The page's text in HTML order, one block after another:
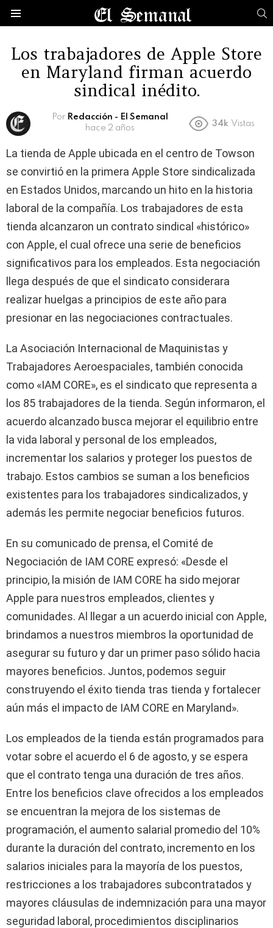
Los trabajadores de Apple Store
en Maryland firman acuerdo
sindical inédito.
Por Redacción - El Semanal
hace 2 años
34k Vistas
La tienda de Apple ubicada en el centro de Towson
se convirtió en la primera Apple Store sindicalizada
en Estados Unidos, marcando un hito en la historia
laboral de la compañía. Los trabajadores de esta
tienda alcanzaron un contrato sindical «histórico»
con Apple, el cual ofrece una serie de beneficios
significativos para los empleados. Esta negociación
llega después de que el sindicato considerara
realizar huelgas a principios de este año para
presionar en las negociaciones contractuales.
La Asociación Internacional de Maquinistas y
Trabajadores Aeroespaciales, también conocida
como «IAM CORE», es el sindicato que representa a
los 85 trabajadores de la tienda. Según informaron, el
acuerdo alcanzado busca mejorar el equilibrio entre
la vida laboral y personal de los empleados,
incrementar los salarios y proteger los puestos de
trabajo. Estos cambios se suman a los beneficios
existentes para los trabajadores sindicalizados, y
además les permite negociar beneficios futuros.
En su comunicado de prensa, el Comité de
Negociación de IAM CORE expresó: «Desde el
principio, la misión de IAM CORE ha sido mejorar
Apple para nuestros empleados, clientes y
comunidades. Al llegar a un acuerdo inicial con Apple,
brindamos a nuestros miembros la oportunidad de
asegurar su futuro y dar un primer paso sólido hacia
mayores beneficios. Juntos, podemos seguir
construyendo el éxito tienda tras tienda y fortalecer
aún más el impacto de IAM CORE en Maryland».
Los empleados de la tienda están programados para
votar sobre el acuerdo el 6 de agosto, y se espera
que el contrato tenga una duración de tres años.
Entre los beneficios clave ofrecidos a los empleados
se encuentran la mejora de los sistemas de
programación, el aumento salarial promedio del 10%
durante la duración del contrato, incremento en los
salarios iniciales para la mayoría de los puestos,
restricciones a los trabajadores subcontratados y
mayores cláusulas de indemnización para una mayor
seguridad laboral, procedimientos disciplinarios